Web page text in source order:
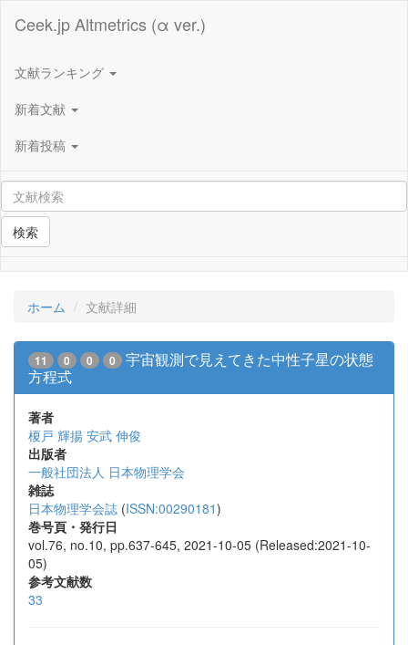
Ceek.jp Altmetrics (α ver.)
文献ランキング
新着文献
新着投稿
検索
ホーム 文献詳細
11 0 0 0
宇宙観測で見えてきた中性子星の状態
方程式
著者
榎戸 輝揚 安武 伸俊
出版者
一般社団法人 日本物理学会
雑誌
日本物理学会誌 (ISSN:00290181)
巻号頁・発行日
vol.76, no.10, pp.637-645, 2021-10-05 (Released:2021-10-
05)
参考文献数
33